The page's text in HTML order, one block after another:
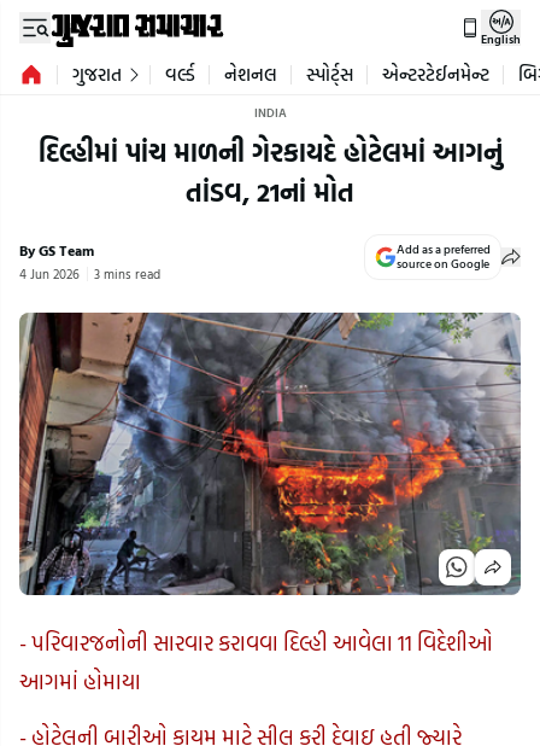
English
ગુજરાત વર્લ્ડ નેશનલ સ્પોર્ટ્સ એન્ટરટેઈનમેન્ટ
INDIA
દિલ્હીમાં પાંચ માળની ગેરકાયદે હોટેલમાં આગનું
તાંડવ, 21નાં મોત
By GS Team
4 Jun 2026 3 mins read
Add as a preferred
source on Google
- પરિવારજનોની સારવાર કરાવવા દિલ્હી આવેલા 11 વિદેશીઓ
આગમાં હોમાયા
- હોટેલની બારીઓ કાયમ માટે સીલ કરી દેવાઇ હતી જ્યારે